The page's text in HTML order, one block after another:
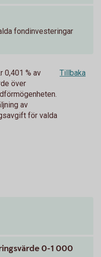
fondinvesteringar
0,401 % av
över
av
för valda
Tillbaka
0-1 000